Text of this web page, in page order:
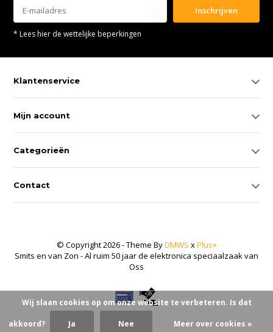
Inschrijven
* Lees hier de wettelijke beperkingen
Klantenservice
Mijn account
Categorieën
Contact
© Copyright 2026 - Theme ByDMWS xPlus+
Smits en van Zon - Al ruim 50 jaar de elektronica speciaalzaak van
Oss
Wij slaan cookies op om onze website te verbeteren. Is dat
akkoord? Ja Nee Meer over cookies »